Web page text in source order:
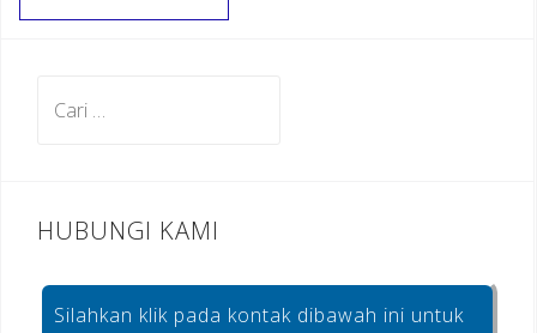
b
o
a e
HUBUNGI KAMI
Silahkan klik pada kontak dibawah ini untuk